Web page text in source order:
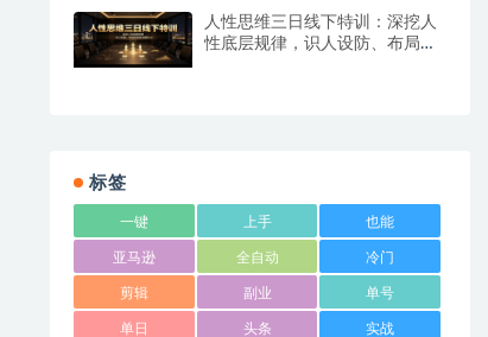
人性思维三日线下特训：深挖人
性底层规律，识人设防、布局变
标签
一键 上手 也能
亚马逊 全自动 冷门
剪辑 副业 单号
单日 头条 实战